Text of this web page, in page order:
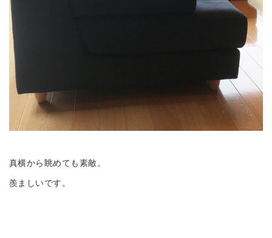
真横から眺めても素敵。
羨ましいです。